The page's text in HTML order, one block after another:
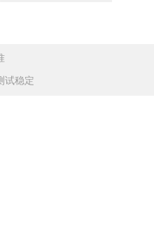
试稳定